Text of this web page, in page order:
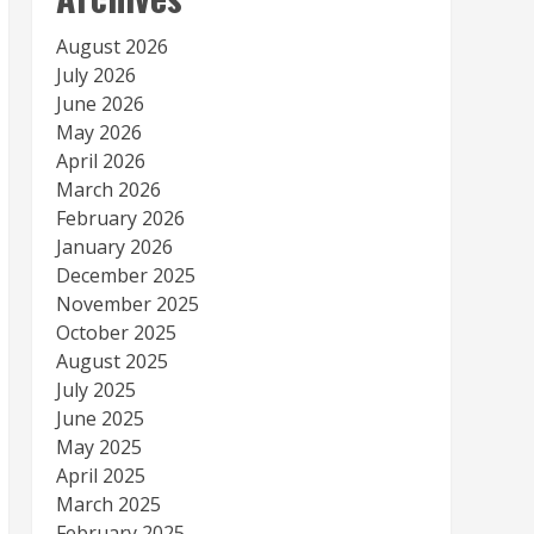
August 2026
July 2026
June 2026
May 2026
April 2026
March 2026
February 2026
January 2026
December 2025
November 2025
October 2025
August 2025
July 2025
June 2025
May 2025
April 2025
March 2025